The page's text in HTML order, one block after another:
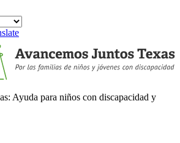
Ayuda para niños con discapacidad y